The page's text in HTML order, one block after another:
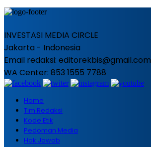
INVESTASI MEDIA CIRCLE
Jakarta - Indonesia
Email redaksi: editorekbis@gmail.com
WA Center: 853 1555 7788
Home
Tim Redaksi
Kode Etik
Pedoman Media
Hak Jawab